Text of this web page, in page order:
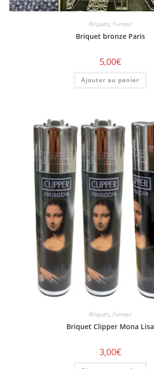
Briquets, Fumeur
Briquet bronze Paris
5,00€
Ajouter au panier
Briquets, Fumeur
Briquet Clipper Mona Lisa
3,00€